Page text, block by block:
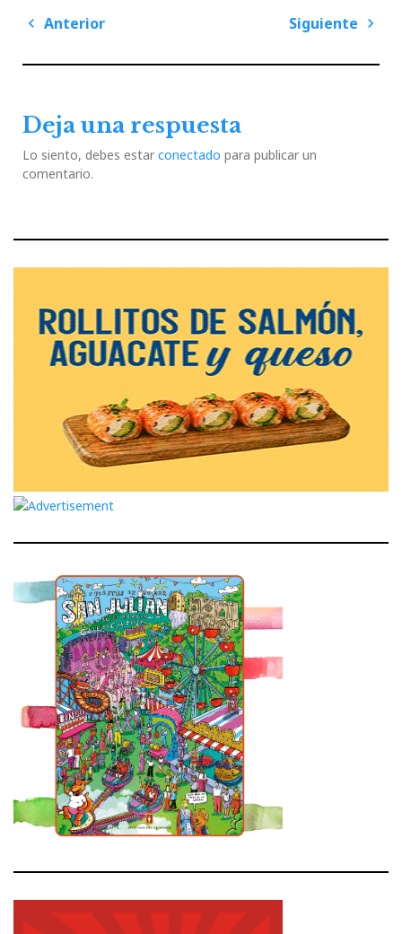
Navegación
entradas
Anterior
Siguiente
Deja una respuesta
Lo siento, debes estar conectado para publicar un
comentario.